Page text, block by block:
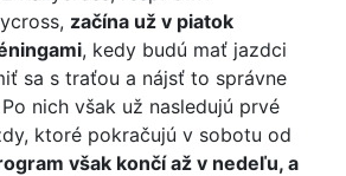
začína už v piatok
, kedy budú mať jazdci
sa s traťou a nájsť to správne
nich však už nasledujú prvé
ktoré pokračujú v sobotu od
však končí až v nedeľu, a